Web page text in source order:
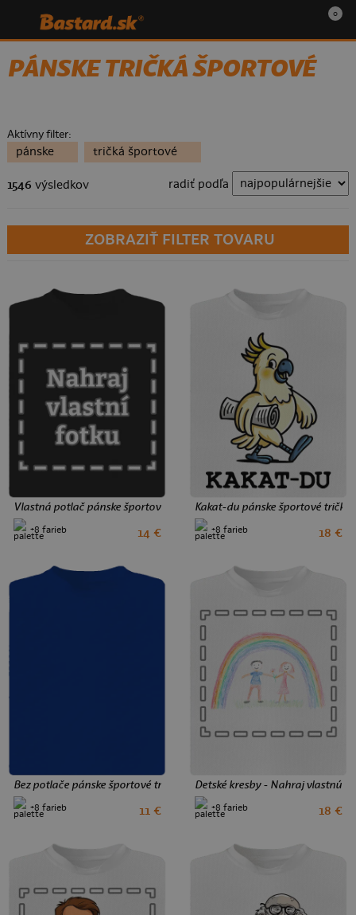
0
PÁNSKE TRIČKÁ ŠPORTOVÉ
Aktívny filter:
pánske tričká športové
1546 výsledkov radiť podľa
ZOBRAZIŤ FILTER TOVARU
123 Kč
S
Vlastná potlač pánske športové tričko Black
+8 farieb 14 € S
Kakat-du pánske športové tričko
+8 farieb 18 €
S M 3XL
Bez potlače pánske športové tričko Royal Blue Mal
+8 farieb 11 € S
Detské kresby - Nahraj vlastnú
+8 farieb 18 €